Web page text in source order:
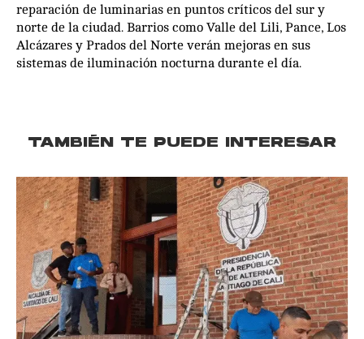
reparación de luminarias en puntos críticos del sur y
norte de la ciudad. Barrios como Valle del Lili, Pance, Los
Alcázares y Prados del Norte verán mejoras en sus
sistemas de iluminación nocturna durante el día.
TAMBIÉN TE PUEDE INTERESAR